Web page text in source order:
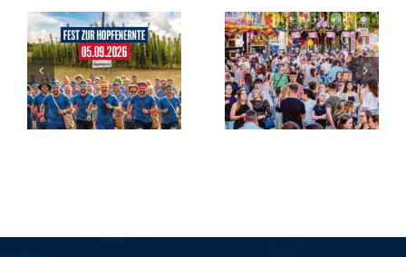
Jede Menge
Adrenalin und
Party
Mit vier
Schlägen
angezapft